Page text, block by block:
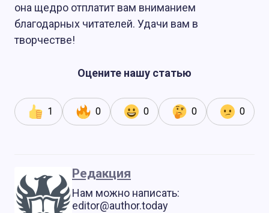
она щедро отплатит вам вниманием
благодарных читателей. Удачи вам в
творчестве!
Оцените нашу статью
1 0 0 0 0
Редакция
Нам можно написать:
editor@author.today